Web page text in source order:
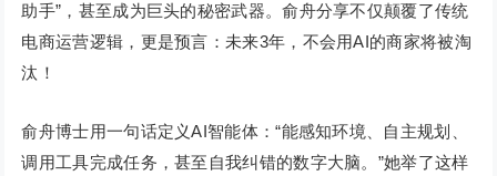
助手”，甚至成为巨头的秘密武器。俞舟分享不仅颠覆了传统
电商运营逻辑，更是预言：未来3年，不会用AI的商家将被淘
汰！
俞舟博士用一句话定义AI智能体：“能感知环境、自主规划、
调用工具完成任务，甚至自我纠错的数字大脑。”她举了这样